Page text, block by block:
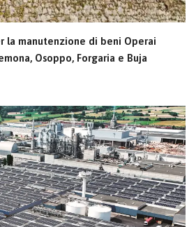
la manutenzione di beni Operai
Osoppo, Forgaria e Buja